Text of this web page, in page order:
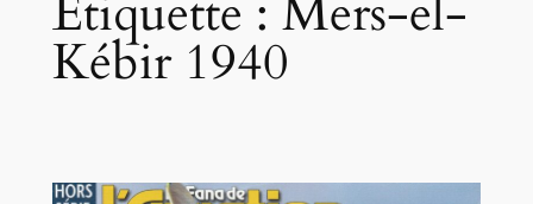
Étiquette : Mers-el-
Kébir 1940